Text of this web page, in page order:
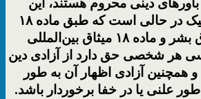
محرومیت سیستماتیک در حالی است که طبق ماده ۱۸
اعلامیه جهانی حقوق بشر و ماده ۱۸ میثاق بین‌المللی
هر شخصی حق دارد از آزادی دین
و همچنین آزادی اظهار آن به طور
علنی یا در خفا برخوردار باشد.